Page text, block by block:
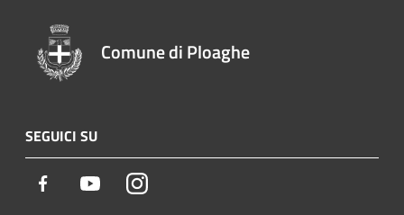
Comune di Ploaghe
SEGUICI SU
Facebook YoutubeInstagram